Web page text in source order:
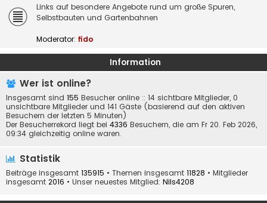
Links auf besondere Angebote rund um große Spuren,
Selbstbauten und Gartenbahnen
Moderator: fido
Information
Wer ist online?
Insgesamt sind 155 Besucher online :: 14 sichtbare Mitglieder, 0
unsichtbare Mitglieder und 141 Gäste (basierend auf den aktiven
Besuchern der letzten 5 Minuten)
Der Besucherrekord liegt bei 4336 Besuchern, die am Fr 20. Feb 2026,
09:34 gleichzeitig online waren.
Statistik
Beiträge insgesamt 135915 • Themen insgesamt 11828 • Mitglieder
insgesamt 2016 • Unser neuestes Mitglied: Nils4208